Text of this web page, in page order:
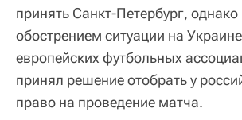
принять Санкт-Петербург, однако
обострением ситуации на
европейских футбольных
принял решение отобрать у
право на проведение матча.